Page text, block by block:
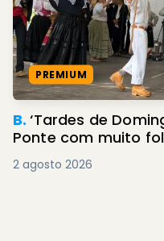
PREMIUM
B.‘Tardes de
Ponte com muito
2 agosto 2026